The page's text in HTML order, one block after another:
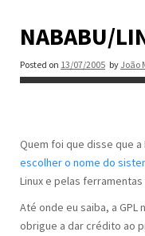
NABABU/
Posted on 13/07/2005 by João
Quem foi que disse que a
escolher o nome do
Linux e pelas ferramentas
Até onde eu saiba, a GPL
obrigue a dar crédito ao